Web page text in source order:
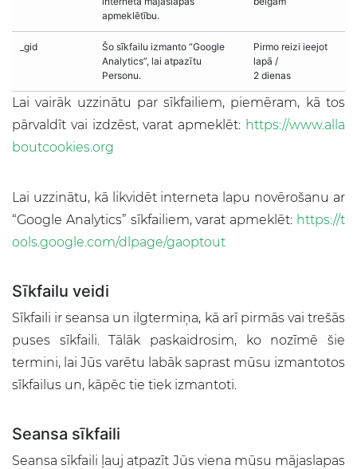
apmeklētību.
_gid
Šo sīkfailu izmanto “Google
Analytics”, lai atpazītu
Personu.
Pirmo reizi ieejot
lapā /
2 dienas
Lai vairāk uzzinātu par sīkfailiem, piemēram, kā tos
pārvaldīt vai izdzēst, varat apmeklēt: https://www.alla
boutcookies.org
Lai uzzinātu, kā likvidēt interneta lapu novērošanu ar
“Google Analytics” sīkfailiem, varat apmeklēt: https://t
ools.google.com/dlpage/gaoptout
Sīkfailu veidi
Sīkfaili ir seansa un ilgtermiņa, kā arī pirmās vai trešās
puses sīkfaili. Tālāk paskaidrosim, ko nozīmē šie
termini, lai Jūs varētu labāk saprast mūsu izmantotos
sīkfailus un, kāpēc tie tiek izmantoti.
Seansa sīkfaili
Seansa sīkfaili ļauj atpazīt Jūs viena mūsu mājaslapas